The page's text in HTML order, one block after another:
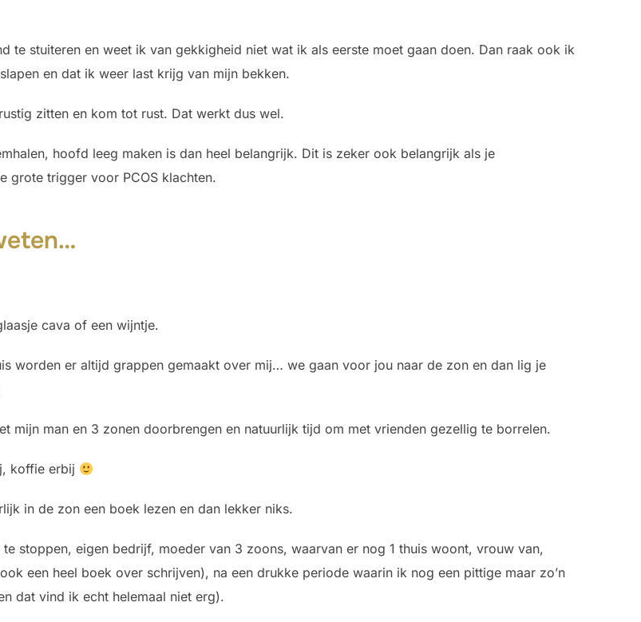
stuiteren en weet ik van gekkigheid niet wat ik als eerste moet gaan doen. Dan raak ook ik
en dat ik weer last krijg van mijn bekken.
zitten en kom tot rust. Dat werkt dus wel.
hoofd leeg maken is dan heel belangrijk. Dit is zeker ook belangrijk als je
grote trigger voor PCOS klachten.
cava of een wijntje.
worden er altijd grappen gemaakt over mij… we gaan voor jou naar de zon en dan lig je
mijn man en 3 zonen doorbrengen en natuurlijk tijd om met vrienden gezellig te borrelen.
koffie erbij
in de zon een boek lezen en dan lekker niks.
stoppen, eigen bedrijf, moeder van 3 zoons, waarvan er nog 1 thuis woont, vrouw van,
een heel boek over schrijven), na een drukke periode waarin ik nog een pittige maar zo’n
dat vind ik echt helemaal niet erg).